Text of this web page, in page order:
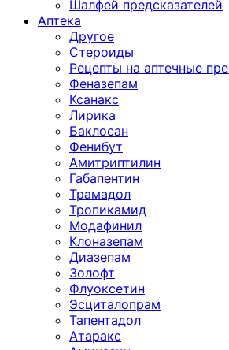
Шалфей предсказателей
Аптека
Другое
Стероиды
Рецепты на аптечные
Феназепам
Ксанакс
Лирика
Баклосан
Фенибут
Амитриптилин
Габапентин
Трамадол
Тропикамид
Модафинил
Клоназепам
Диазепам
Золофт
Флуоксетин
Эсциталопрам
Тапентадол
Атаракс